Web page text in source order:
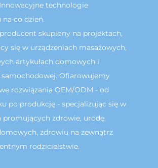
technologie
co dzień.
skupiony na projektach,
się w urządzeniach masażowych,
artykułach domowych i
Ofiarowujemy
rozwiązania OEM/ODM - od
po produkcję - specjalizując się w
promujących zdrowie, urodę,
zdrowiu na zewnątrz
rodzicielstwie.